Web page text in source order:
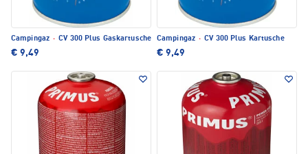
Campingaz · CV 300 Plus Gaskartusche
€ 9,49
Campingaz · CV 300 Plus Kartusche
€ 9,49